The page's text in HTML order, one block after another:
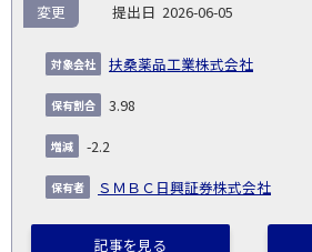
NO.
告
義
務
発
生
日
出
コー
象
業
2026-06-05
扶桑薬品工業株式会社
変更
3.98
-2.2
ＳＭＢＣ日興証券株式会社
記事を見る